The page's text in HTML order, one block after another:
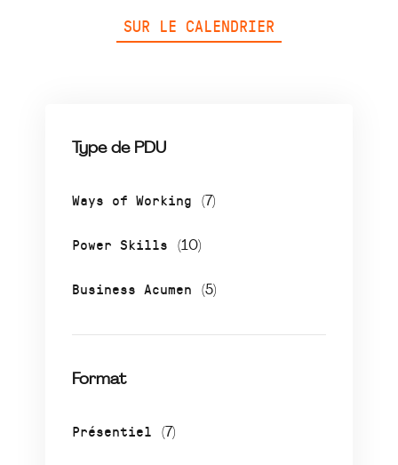
SUR LE CALENDRIER
Type de PDU
Ways of Working (7)
Power Skills (10)
Business Acumen (5)
Format
Présentiel (7)